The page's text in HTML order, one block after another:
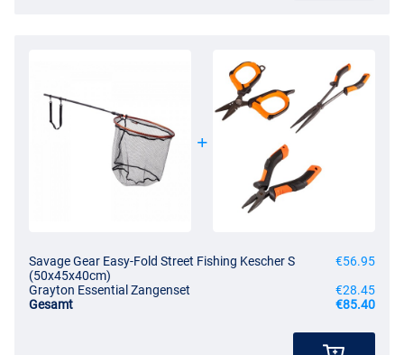
Savage Gear Easy-Fold Street Fishing Kescher S
(50x45x40cm)
€56.95
Grayton Essential Zangenset
€28.45
Gesamt
€85.40